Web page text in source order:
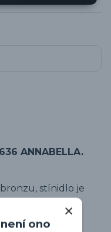
ANNABELLA.
stínidlo je
ono